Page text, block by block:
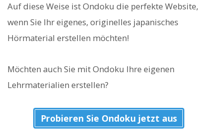
Auf diese Weise ist Ondoku die perfekte Website,
wenn Sie Ihr eigenes, originelles japanisches
Hörmaterial erstellen möchten!
Möchten auch Sie mit Ondoku Ihre eigenen
Lehrmaterialien erstellen?
Probieren Sie Ondoku jetzt aus